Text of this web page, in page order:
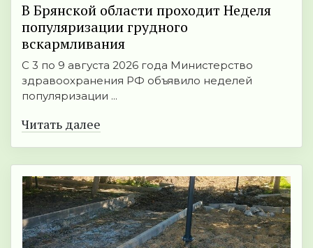
В Брянской области проходит Неделя
популяризации грудного
вскармливания
С 3 по 9 августа 2026 года Министерство
здравоохранения РФ объявило неделей
популяризации ...
Читать далее